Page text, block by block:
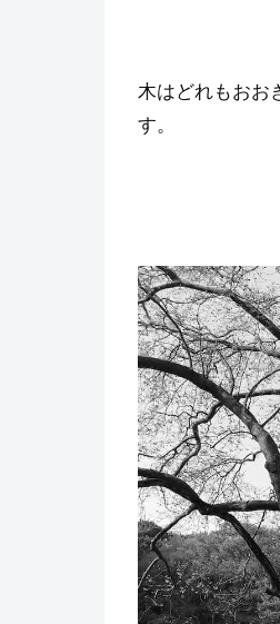
木はどれもおお
す。